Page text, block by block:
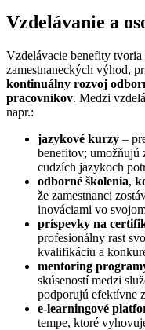
Vzdelávanie a
Vzdelávacie benefity
zamestnaneckých výhod,
kontinuálny rozvoj
pracovníkov. Medzi
napr.:
jazykové kurzy –
benefitov; umožňujú
cudzích jazykoch
odborné školenia,
že zamestnanci
inováciami vo
príspevky na
profesionálny rast
kvalifikáciu a
mentoring
skúseností medzi
podporujú efektívne
e-learningové
tempe, ktoré